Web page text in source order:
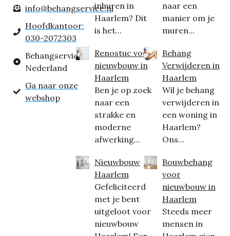
info@behangservice.nl
Hoofdkantoor:
030-2072303
Behangservice
Nederland
Ga naar onze
webshop
inhuren in
Haarlem? Dit
is het...
Renostuc voor
nieuwbouw in
Haarlem
Ben je op zoek
naar een
strakke en
moderne
afwerking...
Nieuwbouw
Haarlem
Gefeliciteerd
met je bent
uitgeloot voor
nieuwbouw
naar een
manier om je
muren...
Behang
Verwijderen in
Haarlem
Wil je behang
verwijderen in
een woning in
Haarlem?
Ons...
Bouwbehang
voor
nieuwbouw in
Haarlem
Steeds meer
mensen in